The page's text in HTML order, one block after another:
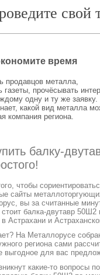
свой
время
продавцов металла,
газеты, прочёсывать
одну и ту же заявку.
какой вид металла
компания региона.
балку-
чтобы
сайты
вы за считанные
стоит балка-двутавр
Астрахани и
На Металлорусе
региона сами
выгодное для вас
какие-то вопросы